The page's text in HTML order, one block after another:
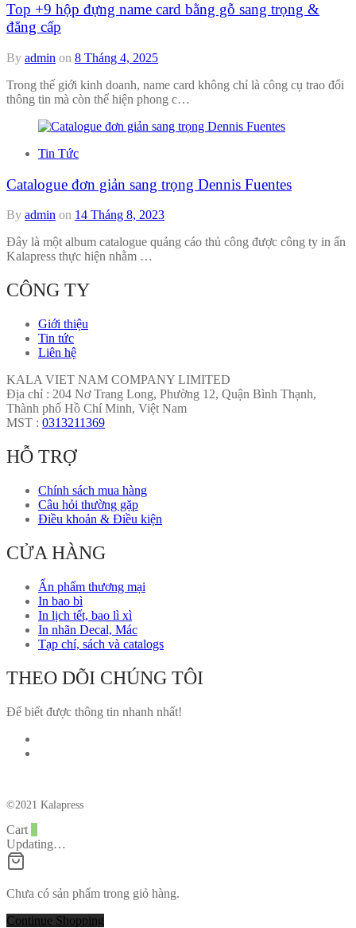
Top +9 hộp đựng name card bằng gỗ sang trọng &
đẳng cấp
By admin on 8 Tháng 4, 2025
Trong thế giới kinh doanh, name card không chỉ là công cụ trao đổi
thông tin mà còn thể hiện phong c…
Tin Tức
Catalogue đơn giản sang trọng Dennis Fuentes
By admin on 14 Tháng 8, 2023
Đây là một album catalogue quảng cáo thủ công được công ty in ấn
Kalapress thực hiện nhằm …
CÔNG TY
Giới thiệu
Tin tức
Liên hệ
KALA VIET NAM COMPANY LIMITED
Địa chỉ : 204 Nơ Trang Long, Phường 12, Quận Bình Thạnh,
Thành phố Hồ Chí Minh, Việt Nam
MST : 0313211369
HỖ TRỢ
Chính sách mua hàng
Câu hỏi thường gặp
Điều khoản & Điều kiện
CỬA HÀNG
Ấn phẩm thương mại
In bao bì
In lịch tết, bao lì xì
In nhãn Decal, Mác
Tạp chí, sách và catalogs
THEO DÕI CHÚNG TÔI
Để biết được thông tin nhanh nhất!
©2021 Kalapress
Cart
Updating…
Chưa có sản phẩm trong giỏ hàng.
Continue Shopping